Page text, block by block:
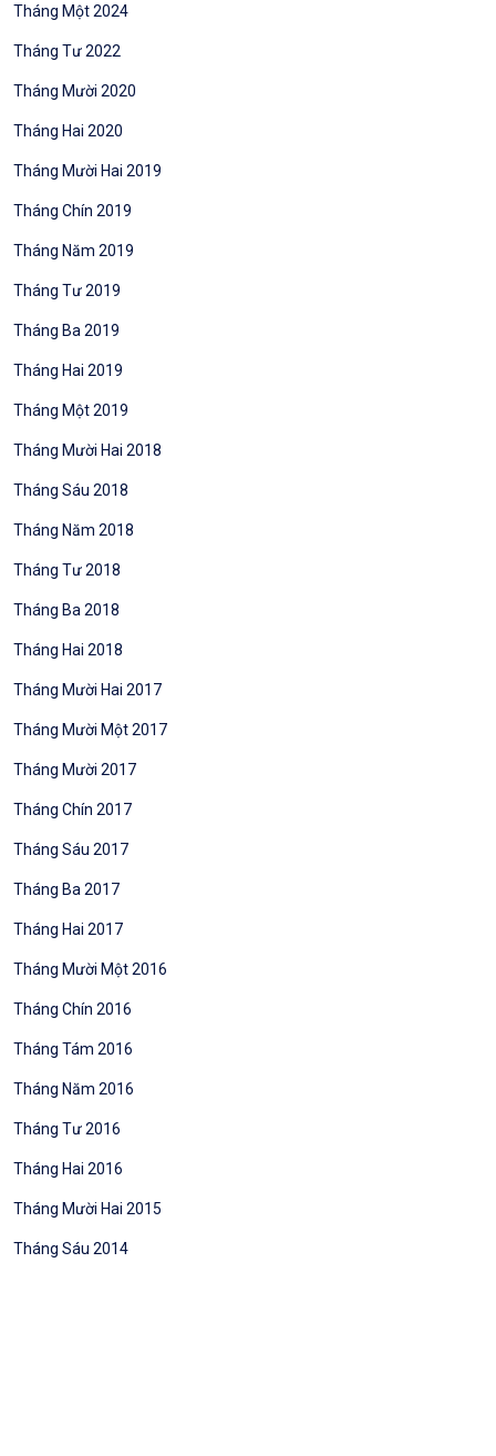
Tháng Một 2024
Tháng Tư 2022
Tháng Mười 2020
Tháng Hai 2020
Tháng Mười Hai 2019
Tháng Chín 2019
Tháng Năm 2019
Tháng Tư 2019
Tháng Ba 2019
Tháng Hai 2019
Tháng Một 2019
Tháng Mười Hai 2018
Tháng Sáu 2018
Tháng Năm 2018
Tháng Tư 2018
Tháng Ba 2018
Tháng Hai 2018
Tháng Mười Hai 2017
Tháng Mười Một 2017
Tháng Mười 2017
Tháng Chín 2017
Tháng Sáu 2017
Tháng Ba 2017
Tháng Hai 2017
Tháng Mười Một 2016
Tháng Chín 2016
Tháng Tám 2016
Tháng Năm 2016
Tháng Tư 2016
Tháng Hai 2016
Tháng Mười Hai 2015
Tháng Sáu 2014